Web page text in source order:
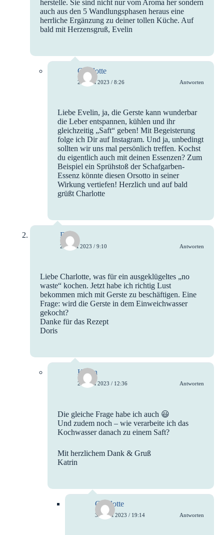
herstelle. Sie sind nicht nur vom Aroma her sondern
auch aus den 5 Wandlungsphasen heraus eine
herrliche Ergänzung zu deiner tollen Küche. Auf
bald mit Herzensgruß, Evelin
Charlotte
27. Juni 2023 / 8:26 Antworten
Liebe Evelin, ja, die Gerste kann wunderbar
die Leber entspannen, kühlen und ihr
gleichzeitig „Saft“ geben! Mit Begeisterung
folge ich Dir auf Instagram. Und ja, unbedingt
sollten wir uns mal persönlich treffen. Kochst
du eigentlich auch mit deinen Essenzen? Zum
Beispiel ein Sprühstoß der Schafgarben-
Essenz könnte diesen Orsotto in seiner
Wirkung vertiefen! Herzlich und auf bald
grüßt Charlotte
Doris
27. Juni 2023 / 9:10 Antworten
Liebe Charlotte, was für ein ausgeklügeltes „no
waste“ kochen. Jetzt habe ich richtig Lust
bekommen mich mit Gerste zu beschäftigen. Eine
Frage: wird die Gerste in dem Einweichwasser
gekocht?
Danke für das Rezept
Doris
Katrin
29. Juni 2023 / 12:36 Antworten
Die gleiche Frage habe ich auch 😃
Und zudem noch – wie verarbeite ich das
Kochwasser danach zu einem Saft?
Mit herzlichem Dank & Gruß
Katrin
Charlotte
30. Juni 2023 / 19:14 Antworten